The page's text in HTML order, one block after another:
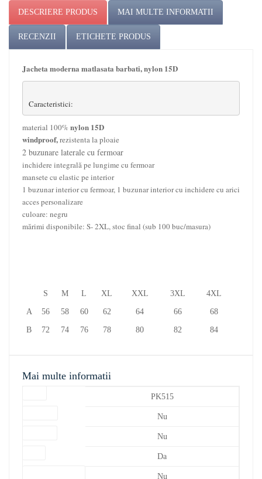
DESCRIERE PRODUS MAI MULTE INFORMATII
RECENZII ETICHETE PRODUS
Jacheta moderna matlasata barbati, nylon 15D
Caracteristici:
material 100% nylon 15D
windproof,rezistentala ploaie
2 buzunare laterale cu fermoar
inchidere integrală pe lungime cu fermoar
mansete cu elastic pe interior
1 buzunar interior cu fermoar, 1 buzunar interior cu inchidere cu arici
acces personalizare
culoare: negru
mărimi disponibile: S- 2XL, stoc final (sub 100 buc/masura)
S M L XL XXL 3XL 4XL
A 56 58 60 62 64 66 68
B 72 74 76 78 80 82 84
Mai multe informatii
PK515
Nu
Nu
Da
Nu